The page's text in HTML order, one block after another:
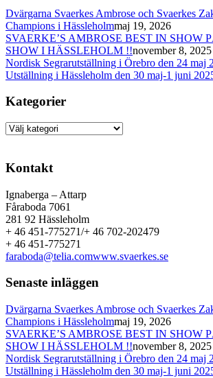
Dvärgarna Svaerkes Ambrose och Svaerkes
Champions i Hässleholmmaj 19, 2026
SVAERKE’S AMBROSE BEST IN SHOW
SHOW I HÄSSLEHOLM !!november 8, 2025
Nordisk Segrarutställning i Örebro den 24 maj
Utställning i Hässleholm den 30 maj-1 juni
Kategorier
Kategorier
Kontakt
Ignaberga – Attarp
Fåraboda 7061
281 92 Hässleholm
+ 46 451-775271/+ 46 702-202479
+ 46 451-775271
faraboda@telia.comwww.svaerkes.se
Senaste inläggen
Dvärgarna Svaerkes Ambrose och Svaerkes
Champions i Hässleholmmaj 19, 2026
SVAERKE’S AMBROSE BEST IN SHOW
SHOW I HÄSSLEHOLM !!november 8, 2025
Nordisk Segrarutställning i Örebro den 24 maj
Utställning i Hässleholm den 30 maj-1 juni